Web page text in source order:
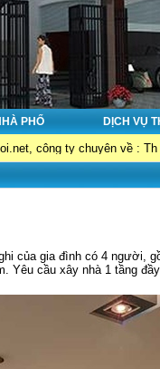
PHỐ DỊCH VỤ
chuyên về : Thiết kế nhà
của gia đình có 4 người,
cầu xây nhà 1 tầng